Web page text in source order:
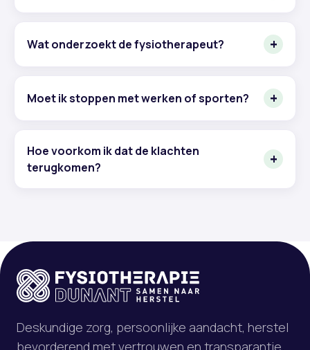
Wat onderzoekt de fysiotherapeut?
Moet ik stoppen met werken of sporten?
Hoe voorkom ik dat de klachten
terugkomen?
Deskundige zorg, persoonlijke aandacht, herstel
bevorderend met vertrouwen en transparantie.